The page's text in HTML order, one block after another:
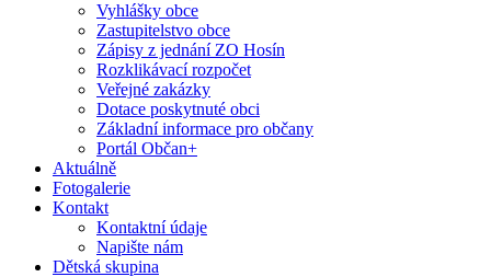
Vyhlášky obce
Zastupitelstvo obce
Zápisy z jednání ZO Hosín
Rozklikávací rozpočet
Veřejné zakázky
Dotace poskytnuté obci
Základní informace pro občany
Portál Občan+
Aktuálně
Fotogalerie
Kontakt
Kontaktní údaje
Napište nám
Dětská skupina